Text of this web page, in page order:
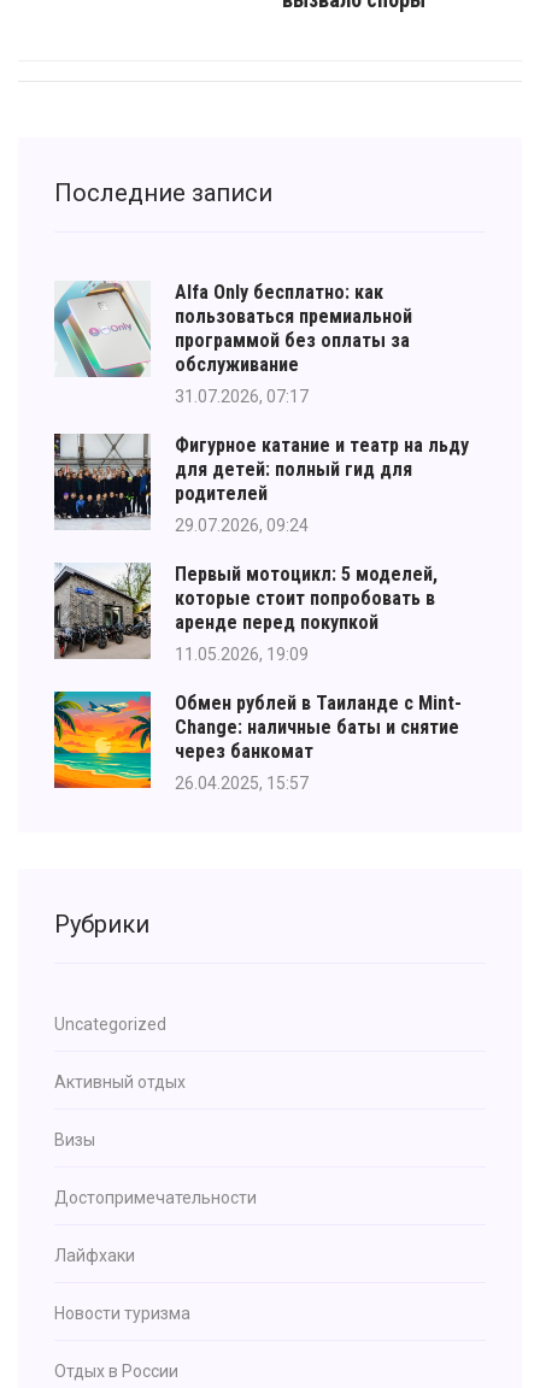
Последние записи
Alfa Only бесплатно: как
пользоваться премиальной
программой без оплаты за
обслуживание
31.07.2026, 07:17
Фигурное катание и театр на льду
для детей: полный гид для
родителей
29.07.2026, 09:24
Первый мотоцикл: 5 моделей,
которые стоит попробовать в
аренде перед покупкой
11.05.2026, 19:09
Обмен рублей в Таиланде с Mint-
Change: наличные баты и снятие
через банкомат
26.04.2025, 15:57
Рубрики
Uncategorized
Активный отдых
Визы
Достопримечательности
Лайфхаки
Новости туризма
Отдых в России